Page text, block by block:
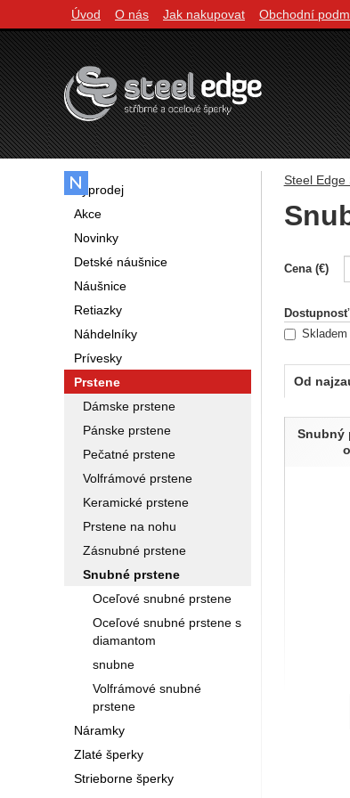
Steel Edge
Cena (€)
Dostupnosť
Skladem
Od
Snubný
Výprodej
Akce
Novinky
Detské náušnice
Náušnice
Retiazky
Náhdelníky
Prívesky
Prstene
Dámske prstene
Pánske prstene
Pečatné prstene
Volfrámové prstene
Keramické prstene
Prstene na nohu
Zásnubné prstene
Snubné prstene
Oceľové snubné prstene
Oceľové snubné prstene s
diamantom
snubne
Volfrámové snubné
prstene
Náramky
Zlaté šperky
Strieborne šperky
Navigácia
Úvod O nás Jak nakupovat Obchodní